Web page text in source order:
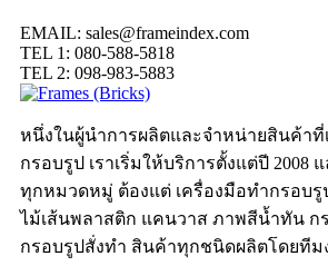
หนึ่งในผู้นำการผลิตและจำหน่ายสินค้า
กรอบรูป เราเริ่มให้บริการตั้งแต่ปี
ทุกหมวดหมู่ ต้องแต่ เครื่องมือทำกรอบ
ไม้เส้นพลาสติก แคนวาส ภาพสีน้ำทัน ก
กรอบรูปสั่งทำ สินค้าทุกชนิดผลิตโดยที
EMAIL: sales@frameindex.com
TEL 1: 080-588-5818
TEL 2: 098-983-5883